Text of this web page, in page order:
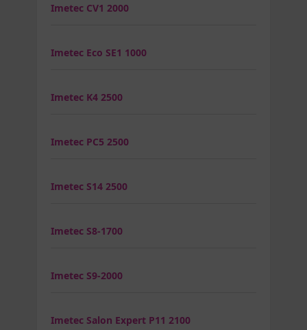
Imetec CV1 2000
Imetec Eco SE1 1000
Imetec K4 2500
Imetec PC5 2500
Imetec S14 2500
Imetec S8-1700
Imetec S9-2000
Imetec Salon Expert P11 2100